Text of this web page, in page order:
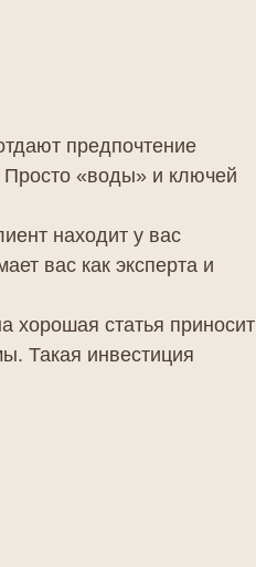
предпочтение
«воды» и ключей
находит у вас
вас как эксперта и
хорошая статья приносит
Такая инвестиция